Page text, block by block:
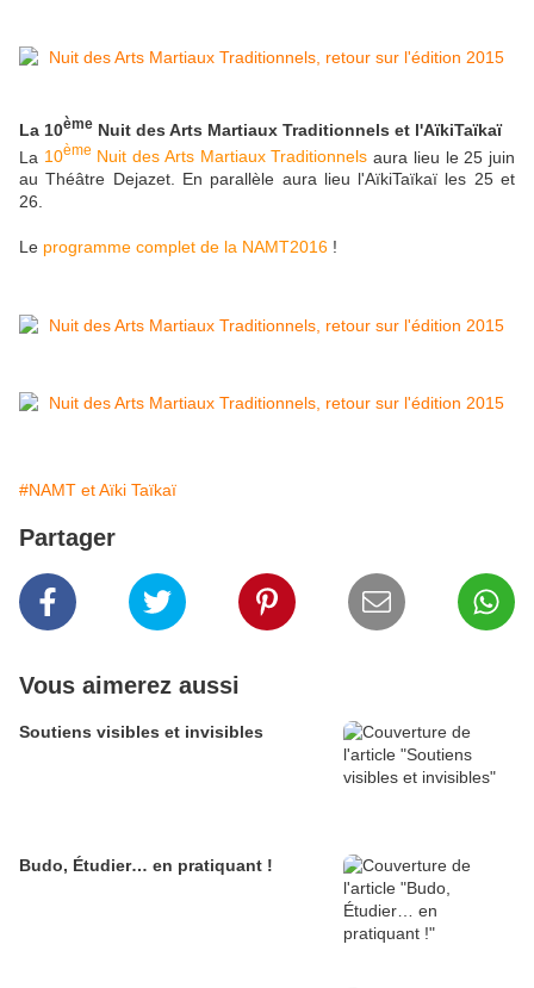
La 10ème Nuit des Arts Martiaux Traditionnels et l'AïkiTaïkaï
La 10ème Nuit des Arts Martiaux Traditionnels aura lieu le 25 juin
au Théâtre Dejazet. En parallèle aura lieu l'AïkiTaïkaï les 25 et
26.
Le programme complet de la NAMT2016 !
#NAMT et Aïki Taïkaï
Partager
Vous aimerez aussi
Soutiens visibles et invisibles
Budo, Étudier… en pratiquant !